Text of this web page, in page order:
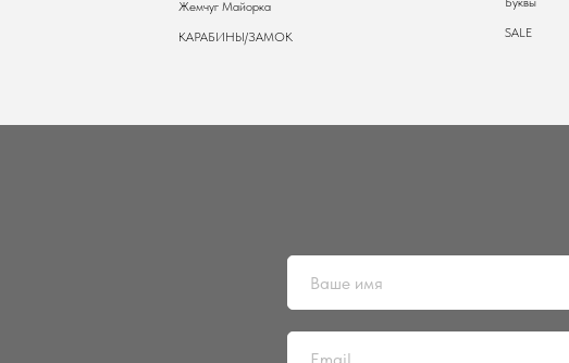
Жемчуг Майорка
КАРАБИНЫ/ЗАМОК
SALE